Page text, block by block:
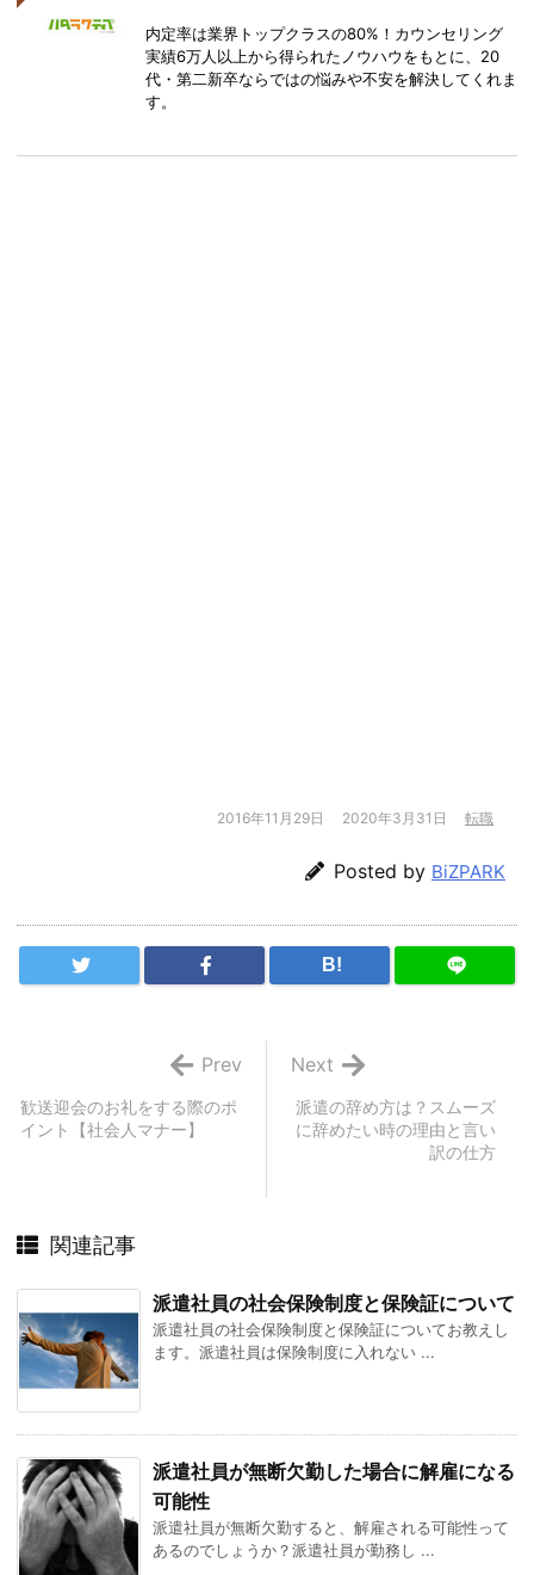
内定率は業界トップクラスの80%！カウンセリング
実績6万人以上から得られたノウハウをもとに、20
代・第二新卒ならではの悩みや不安を解決してくれま
す。
2016年11月29日 2020年3月31日 転職
Posted by BiZPARK
B!
派遣の辞め方は？スムーズ
に辞めたい時の理由と言い
訳の仕方
Next
歓送迎会のお礼をする際のポ
イント【社会人マナー】
Prev
関連記事
派遣社員の社会保険制度と保険証について
派遣社員の社会保険制度と保険証についてお教えし
ます。派遣社員は保険制度に入れない ...
派遣社員が無断欠勤した場合に解雇になる
可能性
派遣社員が無断欠勤すると、解雇される可能性って
あるのでしょうか？派遣社員が勤務し ...